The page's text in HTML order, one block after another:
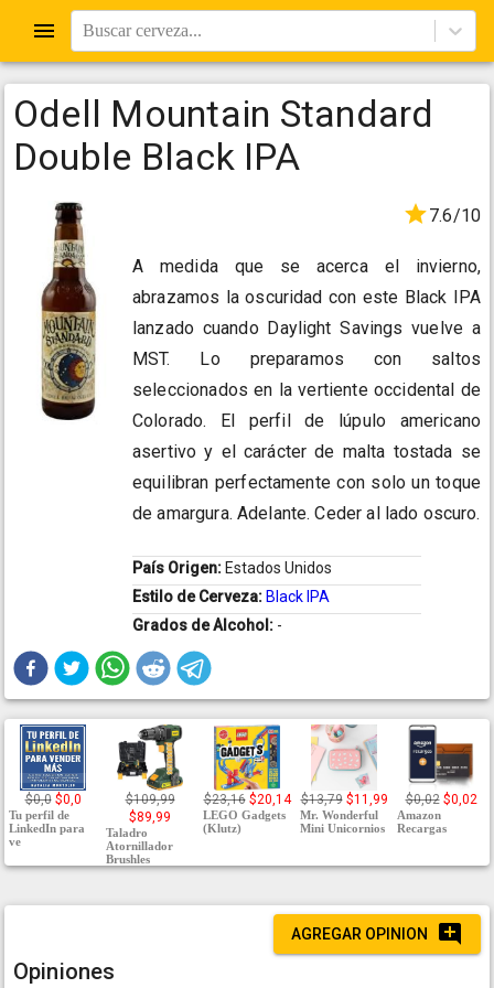
Buscar cerveza...
Odell Mountain Standard
Double Black IPA
7.6/10
A medida que se acerca el invierno,
abrazamos la oscuridad con este Black IPA
lanzado cuando Daylight Savings vuelve a
MST. Lo preparamos con saltos
seleccionados en la vertiente occidental de
Colorado. El perfil de lúpulo americano
asertivo y el carácter de malta tostada se
equilibran perfectamente con solo un toque
de amargura. Adelante. Ceder al lado oscuro.
País Origen: Estados Unidos
Estilo de Cerveza: Black IPA
Grados de Alcohol: -
$0,0 $0,0
Tu perfil de
LinkedIn para
ve
$109,99
$89,99
Taladro
Atornillador
Brushles
$23,16 $20,14
LEGO Gadgets
(Klutz)
$13,79 $11,99
Mr. Wonderful
Mini Unicornios
$0,02 $0,02
Amazon
Recargas
AGREGAR OPINION
Opiniones